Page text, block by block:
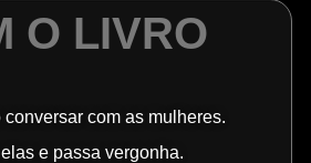
O LIVRO
conversar com as mulheres.
e passa vergonha.